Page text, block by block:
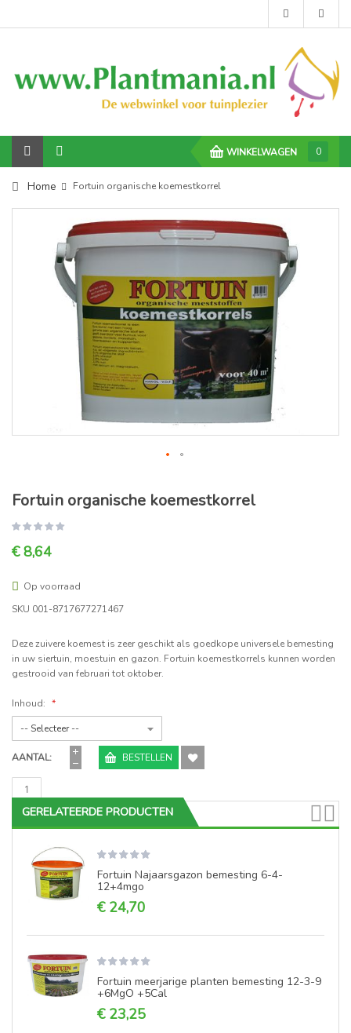
WINKELWAGEN 0
Home Fortuin organische koemestkorrel
Fortuin organische koemestkorrel
€ 8,64
Op voorraad
SKU 001-8717677271467
Deze zuivere koemest is zeer geschikt als goedkope universele bemesting
in uw siertuin, moestuin en gazon. Fortuin koemestkorrels kunnen worden
gestrooid van februari tot oktober.
Inhoud:
AANTAL BESTELLEN
GERELATEERDE PRODUCTEN
Fortuin Najaarsgazon bemesting 6-4-
12+4mgo
€ 24,70
Fortuin meerjarige planten bemesting 12-3-9
+6MgO +5Cal
€ 23,25